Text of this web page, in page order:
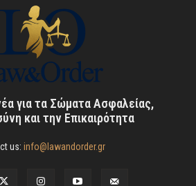
για τα Σώματα Ασφαλείας,
και την Επικαιρότητα
us: info@lawandorder.gr